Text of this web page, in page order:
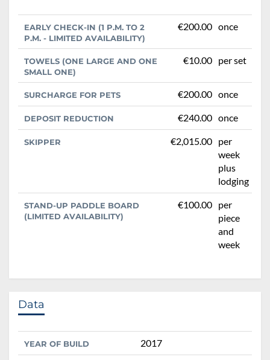
EARLY CHECK-IN (1 P.M. TO 2
P.M. - LIMITED AVAILABILITY)
€200.00 once
TOWELS (ONE LARGE AND ONE
SMALL ONE)
€10.00 per set
SURCHARGE FOR PETS €200.00 once
DEPOSIT REDUCTION €240.00 once
SKIPPER €2,015.00 per
week
plus
lodging
STAND-UP PADDLE BOARD
(LIMITED AVAILABILITY)
€100.00 per
piece
and
week
Data
YEAR OF BUILD 2017